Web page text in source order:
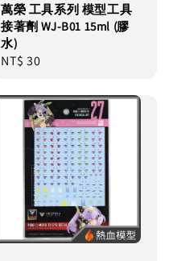
萬榮 工具系列 模型工具
接著劑 WJ-B01 15ml (膠
水)
Regular
NT$ 30